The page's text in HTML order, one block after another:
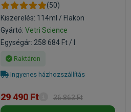
(50)
Kiszerelés: 114ml / Flakon
Gyártó: Vetri Science
Egységár: 258 684 Ft / l
Raktáron
Ingyenes házhozszállítás
29 490 Ft 36 863 Ft